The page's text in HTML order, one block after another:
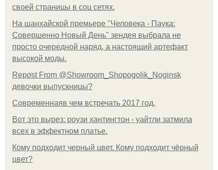
своей страницы в соц сетях.
На шанхайской премьере "Человека - Паука:
Совершенно Новый День" зендея выбрала не
просто очередной наряд, а настоящий артефакт
высокой моды.
Repost From @Showroom_Shopogolik_Noginsk
девочки выпускницы?
Современнаяв чем встречать 2017 год.
Вот это вырез: роузи хантингтон - уайтли затмила
всех в эффектном платьe.
Кому подходит черный цвет. Кому подходит чёрный
цвет?